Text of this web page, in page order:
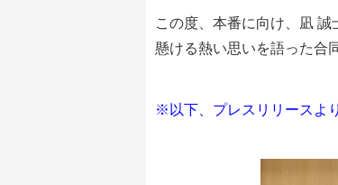
この度、本番に向け、凪
懸ける熱い思いを語った合
※以下、プレスリリースよ